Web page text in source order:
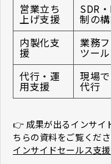
営業立ち
上げ支援
SDR
制の
内製化支
援
業務
ツー
代行・運
用支援
現場
代行
👉 成果が出るインサイ
ちらの資料をご覧くださ
インサイドセールス支